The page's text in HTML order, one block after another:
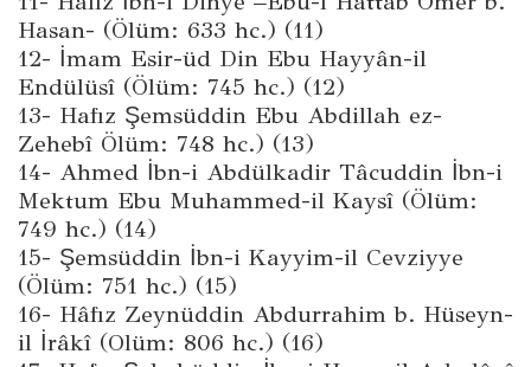
Hasan- (Ölüm: 633 hc.) (11)
12- İmam Esir-üd Din Ebu Hayyân-il
Endülüsî (Ölüm: 745 hc.) (12)
13- Hafız Şemsüddin Ebu Abdillah ez-
Zehebî Ölüm: 748 hc.) (13)
14- Ahmed İbn-i Abdülkadir Tâcuddin İbn-i
Mektum Ebu Muhammed-il Kaysî (Ölüm:
749 hc.) (14)
15- Şemsüddin İbn-i Kayyim-il Cevziyye
(Ölüm: 751 hc.) (15)
16- Hâfız Zeynüddin Abdurrahim b. Hüseyn-
il İrâkî (Olüm: 806 hc.) (16)